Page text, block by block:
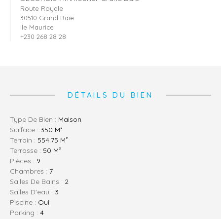
Route Royale
30510 Grand Baie
Ile Maurice
+230 268 28 28
DÉTAILS DU BIEN
Type De Bien : Maison
Surface : 350 M²
Terrain : 554.75 M²
Terrasse : 50 M²
Pièces : 9
Chambres : 7
Salles De Bains : 2
Salles D'eau : 3
Piscine : Oui
Parking : 4